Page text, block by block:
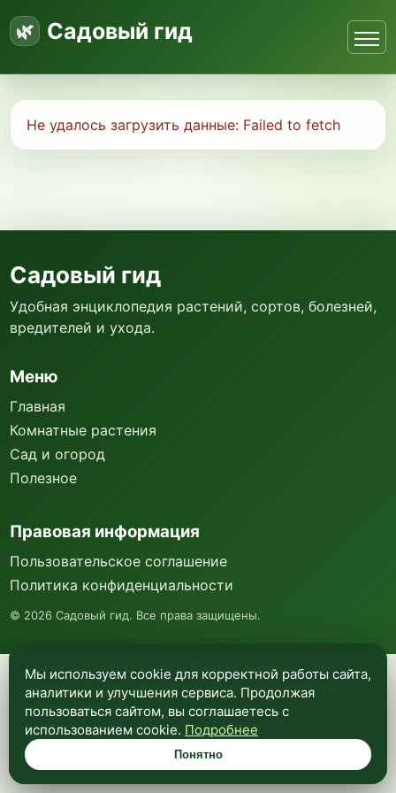
Садовый гид
Не удалось загрузить данные: Failed to fetch
Мы используем куки и Яндекс Метрику для
анализа посещаемости и улучшения работы
сайта. Подробнее —в политике
конфиденциальности.
Понятно
Садовый гид
Удобная энциклопедия растений, сортов, болезней,
вредителей и ухода.
Меню
Главная
Комнатные растения
Сад и огород
Полезное
Правовая информация
Пользовательское соглашение
Политика конфиденциальности
© 2026 Садовый гид. Все права защищены.
Мы используем cookie для корректной работы сайта,
аналитики и улучшения сервиса. Продолжая
пользоваться сайтом, вы соглашаетесь с
использованием cookie. Подробнее
Понятно